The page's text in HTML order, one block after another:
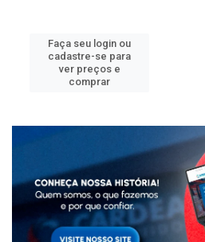
Faça seu login ou
cadastre-se para
ver preços e
comprar